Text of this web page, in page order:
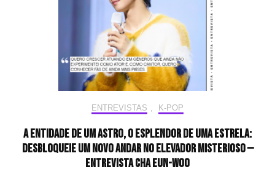
ENTREVISTAS , K-POP
A entidade de um astro, o esplendor de uma estrela:
desbloqueie um novo andar no elevador misterioso —
Entrevista CHA EUN-WOO